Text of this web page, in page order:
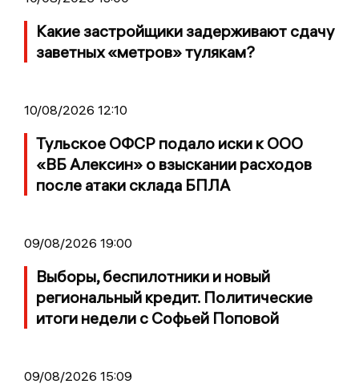
Какие застройщики задерживают сдачу
заветных «метров» тулякам?
10/08/2026 12:10
Тульское ОФСР подало иски к ООО
«ВБ Алексин» о взыскании расходов
после атаки склада БПЛА
09/08/2026 19:00
Выборы, беспилотники и новый
региональный кредит. Политические
итоги недели с Софьей Поповой
09/08/2026 15:09